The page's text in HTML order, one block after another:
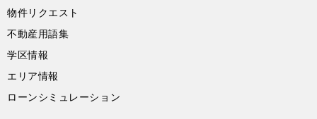
物件リクエスト
不動産用語集
学区情報
エリア情報
ローンシミュレーション